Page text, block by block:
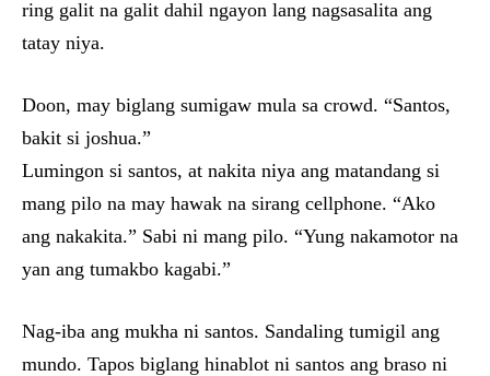
ring galit na galit dahil ngayon lang nagsasalita ang
tatay niya.
Doon, may biglang sumigaw mula sa crowd. “Santos,
bakit si joshua.”
Lumingon si santos, at nakita niya ang matandang si
mang pilo na may hawak na sirang cellphone. “Ako
ang nakakita.” Sabi ni mang pilo. “Yung nakamotor na
yan ang tumakbo kagabi.”
Nag-iba ang mukha ni santos. Sandaling tumigil ang
mundo. Tapos biglang hinablot ni santos ang braso ni